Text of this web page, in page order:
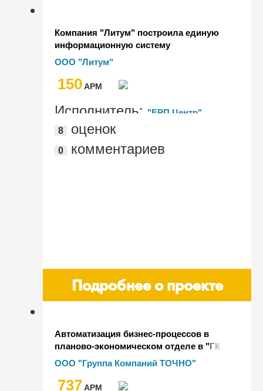
Компания "Литум" построила единую
информационную систему
ООО "Литум"
150AРМ
Исполнитель: "ЕРП Центр"
8
оценок
0 комментариев
Подробнее о проекте
Автоматизация бизнес-процессов в
планово-экономическом отделе в "ГК
ТОЧНО", а также автоматизация
комплексного БП строительства на
основе дорожных карт
ООО "Группа Компаний ТОЧНО"
737AРМ